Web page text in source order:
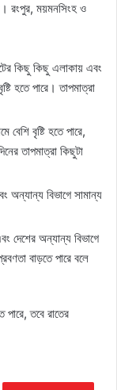
রংপুর, ময়মনসিংহ ও
কিছু কিছু এলাকায় এবং
হতে পারে। তাপমাত্রা
বেশি বৃষ্টি হতে পারে,
তাপমাত্রা কিছুটা
অন্যান্য বিভাগে সামান্য
দেশের অন্যান্য বিভাগে
বাড়তে পারে বলে
পারে, তবে রাতের